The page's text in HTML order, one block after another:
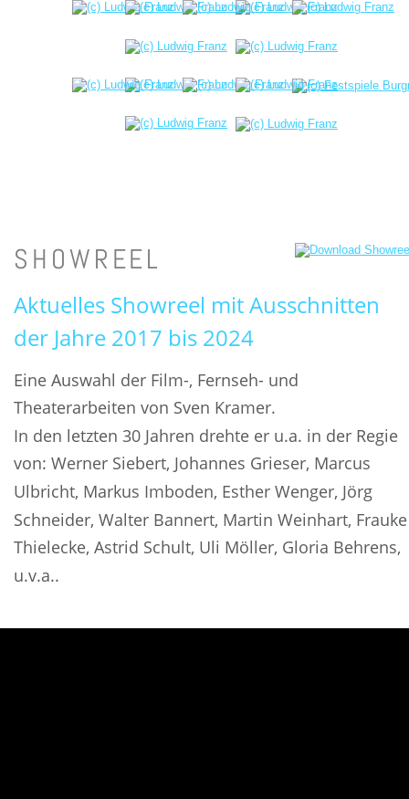
SHOWREEL
Aktuelles Showreel mit Ausschnitten
der Jahre 2017 bis 2024
Eine Auswahl der Film-, Fernseh- und
Theaterarbeiten von Sven Kramer.
In den letzten 30 Jahren drehte er u.a. in der Regie
von: Werner Siebert, Johannes Grieser, Marcus
Ulbricht, Markus Imboden, Esther Wenger, Jörg
Schneider, Walter Bannert, Martin Weinhart,
Thielecke, Astrid Schult, Uli Möller, Gloria Behrens,
u.v.a..